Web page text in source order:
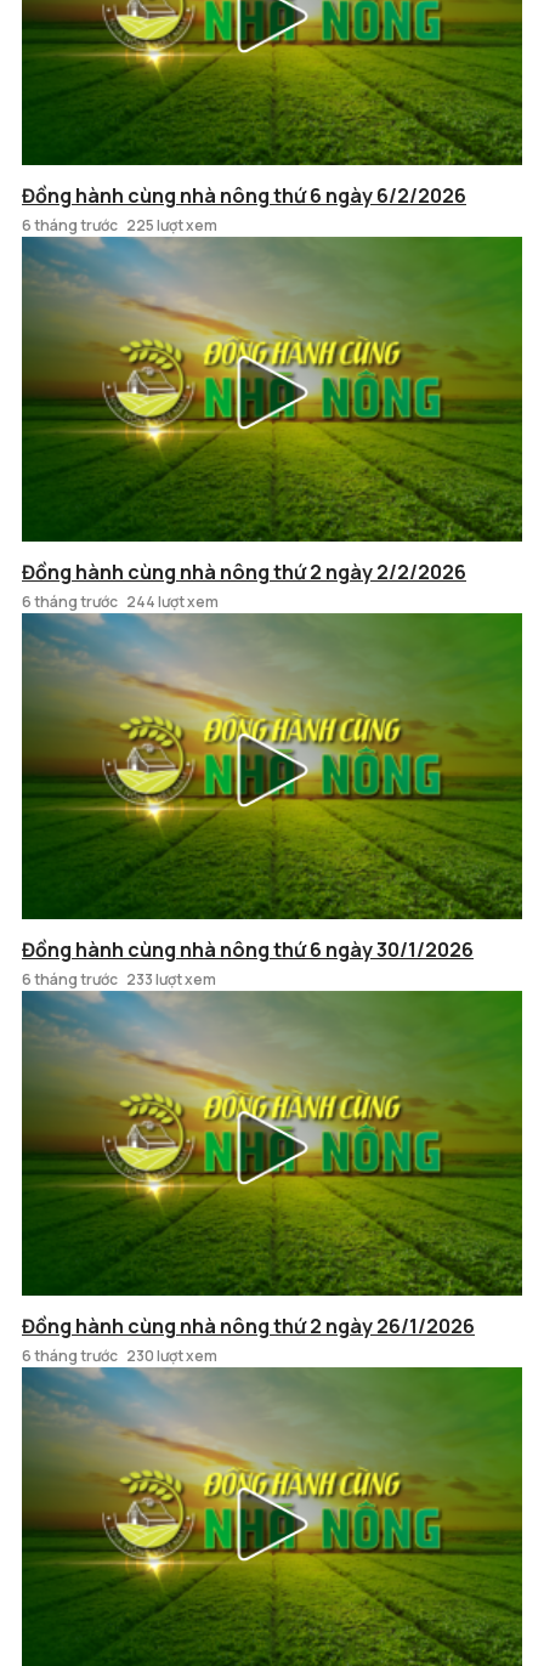
Đồng hành cùng nhà nông thứ 6 ngày 6/2/2026
6 tháng trước 225 lượt xem
Đồng hành cùng nhà nông thứ 2 ngày 2/2/2026
6 tháng trước 244 lượt xem
Đồng hành cùng nhà nông thứ 6 ngày 30/1/2026
6 tháng trước 233 lượt xem
Đồng hành cùng nhà nông thứ 2 ngày 26/1/2026
6 tháng trước 230 lượt xem